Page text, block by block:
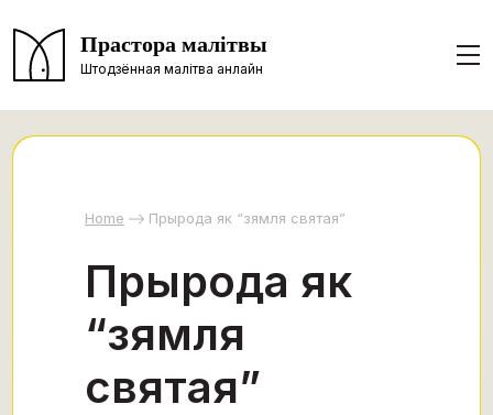
Прастора малітвы
Штодзённая малітва анлайн
Home Прырода як “зямля святая”
Прырода як
“зямля
святая”